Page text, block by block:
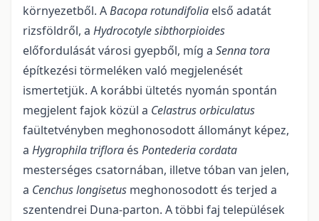
környezetből. ABacopa rotundifolia első adatát
rizsföldről, a Hydrocotyle sibthorpioides
előfordulását városi gyepből, míg a Senna tora
építkezési törmeléken való megjelenését
ismertetjük. A korábbi ültetés nyomán spontán
megjelent fajok közül a Celastrus orbiculatus
faültetvényben megho­nosodott állományt képez,
a Hygrophila triflora és Pontederia cordata
mesterséges csatornában, illetve tóban van jelen,
a Cenchuslongisetus meghonosodott és terjed a
szentendrei Duna-parton. A többi faj települések